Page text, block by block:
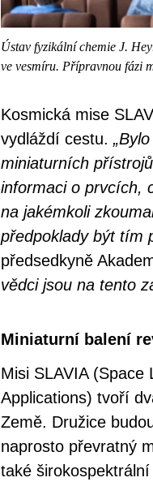
Ústav fyzikální chemie J.
ve vesmíru. Přípravnou fázi
Kosmická mise
vydláždí cestu.
miniaturních
informaci o prvcích,
na jakémkoli
předpoklady být tím
předsedkyně
vědci jsou na tento
Miniaturní balení
Misi SLAVIA (Space
Applications) tvoří
Země. Družice
naprosto převratný
také